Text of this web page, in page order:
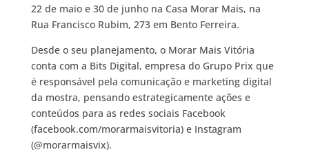
22 de maio e 30 de junho na Casa Morar Mais, na
Rua Francisco Rubim, 273 em Bento Ferreira.
Desde o seu planejamento, o Morar Mais Vitória
conta com a Bits Digital, empresa do Grupo Prix que
é responsável pela comunicação e marketing digital
da mostra, pensando estrategicamente ações e
conteúdos para as redes sociais Facebook
(facebook.com/morarmaisvitoria) e Instagram
(@morarmaisvix).